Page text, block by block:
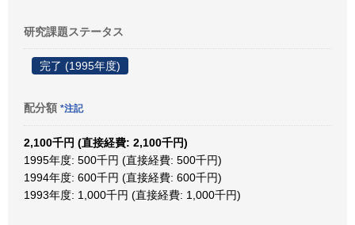
研究課題ステータス
完了 (1995年度)
配分額 *注記
2,100千円 (直接経費: 2,100千円)
1995年度: 500千円 (直接経費: 500千円)
1994年度: 600千円 (直接経費: 600千円)
1993年度: 1,000千円 (直接経費: 1,000千円)